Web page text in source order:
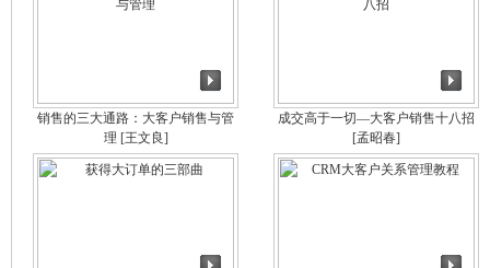
销售的三大通路：大客户销售与管
理 [王文良]
成交高于一切—大客户销售十八招
[孟昭春]